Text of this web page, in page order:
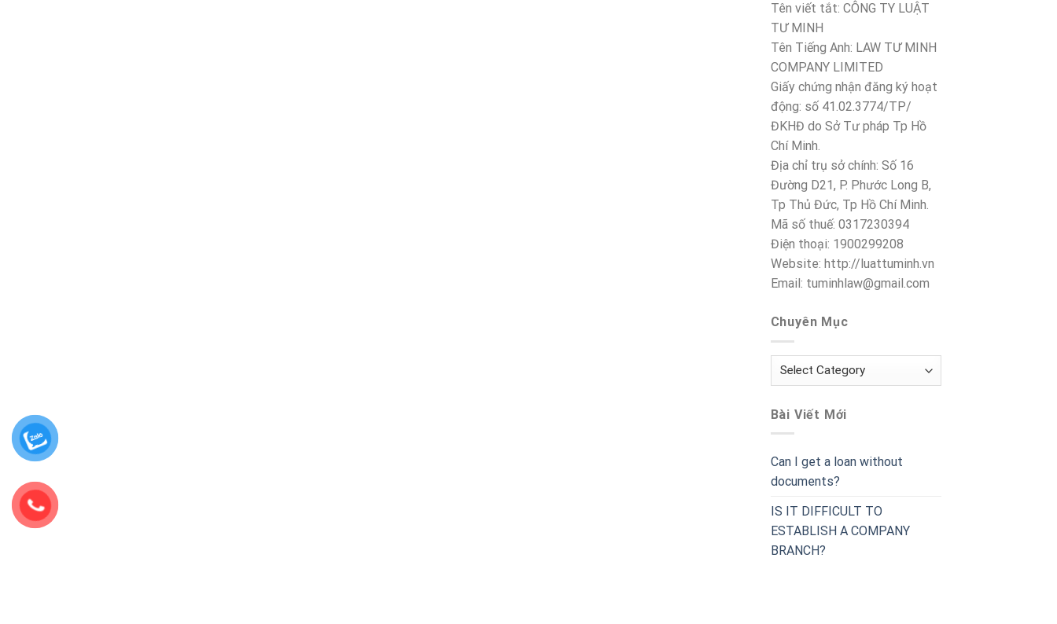
Tên viết tắt: CÔNG TY LUẬT
TƯ MINH
Tên Tiếng Anh: LAW TƯ MINH
COMPANY LIMITED
Giấy chứng nhận đăng ký hoạt
động: số 41.02.3774/TP/
ĐKHĐ do Sở Tư pháp Tp Hồ
Chí Minh.
Địa chỉ trụ sở chính: Số 16
Đường D21, P. Phước Long B,
Tp Thủ Đức, Tp Hồ Chí Minh.
Mã số thuế: 0317230394
Điện thoại: 1900299208
Website: http://luattuminh.vn
Email: tuminhlaw@gmail.com
Chuyên Mục
Chuyên
Bài Viết Mới
Can I get a loan without
documents?
IS IT DIFFICULT TO
ESTABLISH A COMPANY
BRANCH?